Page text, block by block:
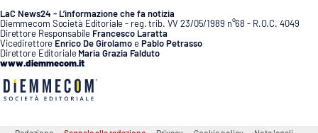
Food
Storie
LAC
NETWORK
LaC News24 - L’informazione che fa notizia
Diemmecom Società Editoriale - reg. trib. VV 23/05/1989 n°68 - R.O.C. 4049
Direttore Responsabile Francesco Laratta
Vicedirettore Enrico De GirolamoePablo Petrasso
Direttore Editoriale Maria Grazia Falduto
www.diemmecom.it